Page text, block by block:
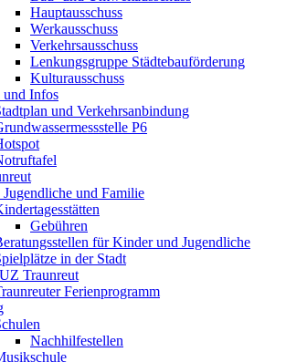
Hauptausschuss
Werkausschuss
Verkehrsausschuss
Lenkungsgruppe Städtebauförderung
Kulturausschuss
und Infos
und Verkehrsanbindung
P6
und Familie
Gebühren
für Kinder und Jugendliche
in der Stadt
Traunreut
Ferienprogramm
Nachhilfestellen